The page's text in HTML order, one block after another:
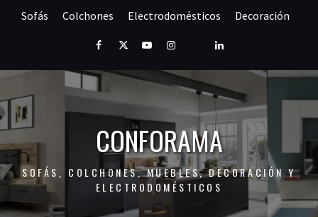
Sofás Colchones Electrodomésticos Decoración
FacebookTwitterYoutubeInstagramPinterestLinkedIn
CONFORAMA
SOFÁS, COLCHONES, MUEBLES, DECORACIÓN Y
ELECTRODOMÉSTICOS